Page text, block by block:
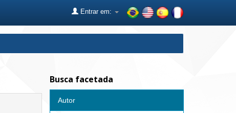
Entrar em:
Busca facetada
Autor